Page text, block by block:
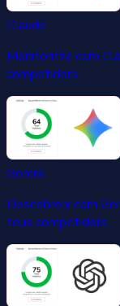
Claude
Monitoritza com
competidors.
Gemini
Descobreix com
teus competidors.